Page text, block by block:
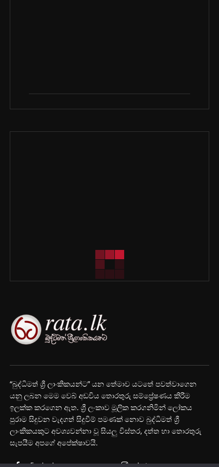
“බුද්ධිමත් ශ්‍රී ලාංකිකයන්ට” යන තේමාව යටතේ පවත්වාගෙන
යනු ලබන මෙම වෙබ් අඩවිය තොරතුරු සම්ප්‍රේෂණය කිරීම
ඉලක්ක කරගෙන ඇත. ශ්‍රී ලංකාව මූලික කරගනිමින් ලෝකය
පුරාම සිදුවන වැදගත් සිදුවීම් පමණක් නොව බුද්ධිමත් ශ්‍රී
ලාංකිකයකුට අවශ්‍යවන්නා වූ සියලු විස්තර, දත්ත හා තොරතුරු
සැපයීම අපගේ අපේක්ෂාවයි.
Facebook Instagram